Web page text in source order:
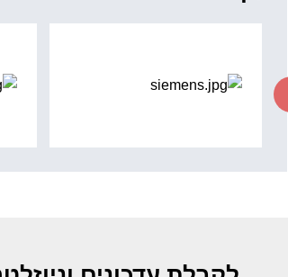
P.M. Team Ltd תמכה בהצלחה
בתכנון ובקרת
המידע של חברת הפניקס
, בעזרת "תפירה"